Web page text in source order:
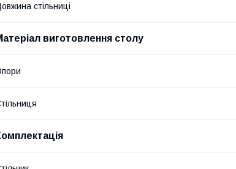
стільниці
виготовлення столу